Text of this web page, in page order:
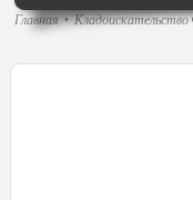
Главная Кладоискательство